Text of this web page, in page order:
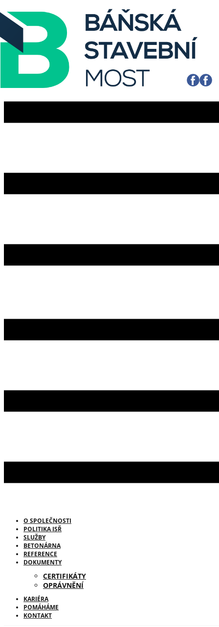
O SPOLEČNOSTI
POLITIKA ISŘ
SLUŽBY
BETONÁRNA
REFERENCE
DOKUMENTY
CERTIFIKÁTY
OPRÁVNĚNÍ
KARIÉRA
POMÁHÁME
KONTAKT